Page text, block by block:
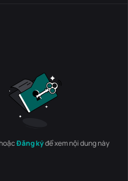
hoặcĐăng kýđể xem nội dung này